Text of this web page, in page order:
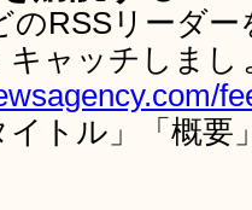
のRSSリーダ
キャッチしま
トル」「概要